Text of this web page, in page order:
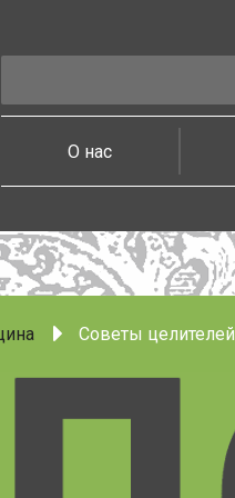
О нас
Советы целителей